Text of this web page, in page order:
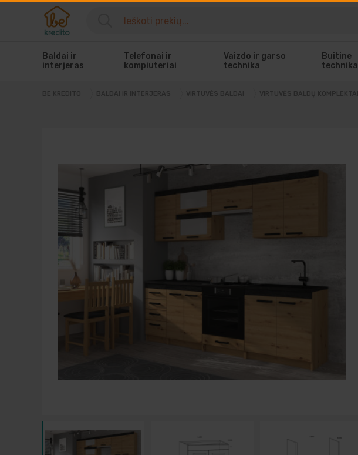
Baldai ir
interjeras
Telefonai ir
kompiuteriai
Vaizdo ir garso
technika
Buitine
technika